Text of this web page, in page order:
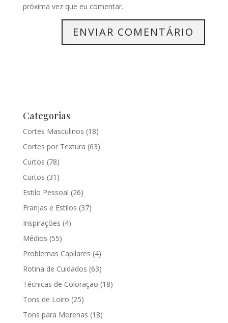
próxima vez que eu comentar.
Categorias
Cortes Masculinos (18)
Cortes por Textura (63)
Curtos (78)
Curtos (31)
Estilo Pessoal (26)
Franjas e Estilos (37)
Inspirações (4)
Médios (55)
Problemas Capilares (4)
Rotina de Cuidados (63)
Técnicas de Coloração (18)
Tons de Loiro (25)
Tons para Morenas (18)